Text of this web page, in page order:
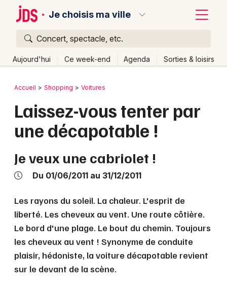
Je choisis ma ville
Concert, spectacle, etc.
Aujourd'hui Ce week-end Agenda Sorties & loisirs
Publier un événement
Activité & Expérience
Manifestations
Foires & salons
Spectacles
Concerts
Bordeaux
Colmar
Lyon
Mulhouse
Montpellier
Nantes
Nice
Retour
Accueil Shopping Voitures
Laissez-vous tenter par
une décapotable !
Je veux une cabriolet !
Du 01/06/2011 au 31/12/2011
Les rayons du soleil. La chaleur. L'esprit de
liberté. Les cheveux au vent. Une route côtière.
Le bord d'une plage. Le bout du chemin. Toujours
les cheveux au vent ! Synonyme de conduite
plaisir, hédoniste, la voiture décapotable revient
sur le devant de la scène.
Quoi ?
Où ?
Quand ?
Effacer les dates
Aujourd'hui
Demain Ce week-end Autre